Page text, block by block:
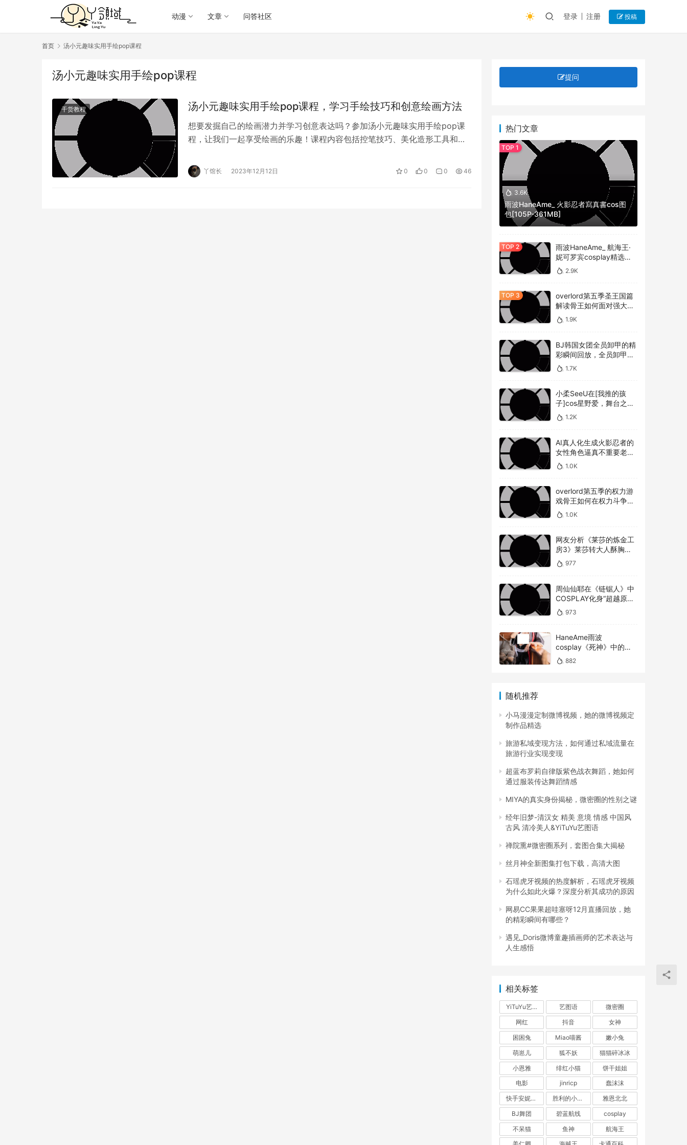
动漫 文章 问答社区 登录 注册 投稿
首页 汤小元趣味实用手绘pop课程
汤小元趣味实用手绘pop课程
干货教程 汤小元趣味实用手绘pop课程，学习手绘技巧和创意绘画方法
想要发掘自己的绘画潜力并学习创意表达吗？参加汤小元趣味实用手绘pop课
程，让我们一起享受绘画的乐趣！课程内容包括控笔技巧、美化造形工具和技
丫馆长 2023年12月12日 0 0 0 46
提问
热门文章
3.6K
雨波HaneAme_ 火影忍者寫真書cos图
包[105P-361MB]
雨波HaneAme_ 航海王·
妮可罗宾cosplay精选作
品 [34P-134MB]
2.9K
overlord第五季圣王国篇
解读骨王如何面对强大的
敌人，overlord第五季圣
王国篇深度解析骨王与敌
1.9K
BJ韩国女团全员卸甲的精
彩瞬间回放，全员卸甲视
频如何观看BJ韩国女团成
员的最精彩时刻？
1.7K
小柔SeeU在[我推的孩
子]cos星野爱，舞台之星
闪耀迷人
1.2K
AI真人化生成火影忍者的
女性角色逼真不重要老婆
美不美才是重点！
1.0K
overlord第五季的权力游
戏骨王如何在权力斗争中
崭露头角，overlord第五
季权力博弈骨王如何在复
1.0K
网友分析《莱莎的炼金工
房3》莱莎转大人酥胸蜜
大腿对比以前超有感！
977
周仙仙耶在《链锯人》中
COSPLAY化身“超越原版”
的玛奇玛
973
HaneAme雨波
cosplay《死神》中的松
本乱菊
882
随机推荐
小马漫漫定制微博视频，她的微博视频定
制作品精选
旅游私域变现方法，如何通过私域流量在
旅游行业实现变现
超蓝布罗莉自律版紫色战衣舞蹈，她如何
通过服装传达舞蹈情感
MIYA的真实身份揭秘，微密圈的性别之谜
经年旧梦-清汉女 精美 意境 情感 中国风
古风 清冷美人&YiTuYu艺图语
禅院熏#微密圈系列，套图合集大揭秘
丝月神全新图集打包下载，高清大图
石瑶虎牙视频的热度解析，石瑶虎牙视频
为什么如此火爆？深度分析其成功的原因
网易CC果果超哇塞呀12月直播回放，她
的精彩瞬间有哪些？
遇见_Doris微博童趣插画师的艺术表达与
人生感悟
相关标签
YiTuYu艺图语 艺图语
微密圈
网红
抖音
女神
困困兔
Miao喵酱
嫩小兔
萌崽儿
狐不妖
猫猫碎冰冰
小恩雅
绯红小猫
饼干姐姐
电影
jinricp
蠢沫沫
快手安妮朵朵
胜利的小生活
雅恩北北
BJ舞团
碧蓝航线
cosplay
不呆猫
鱼神
航海王